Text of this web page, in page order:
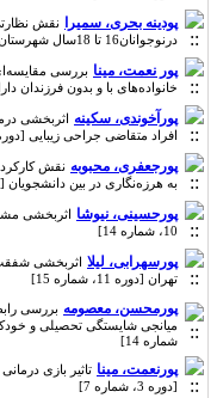
پودینه بحری، سمیرا نقش نظارتی
درنوجوانان16 تا 18سال شهرستان زابل [دوره 14، شماره 18]
پور نعمت، مینا بررسی مقایسه‌ای
خانواده‌های با و بدون فرزندان دارای
پورآخوندی، سکینه اثربخشی
افراد متقاضی جراحی زیبایی [دوره 7، شماره 11]
پورجعفری، محبوبه نقش کارکرد
به هرزه‌نگاری در بین دانشجویان [دوره 8،
پورحسینی، نیوشا اثربخشی
10، شماره 14]
پورسهرابی، لیلا اثربخشی شفقت
تهران [دوره 11، شماره 15]
پورمحسن، معصومه بررسی
شماره 14]
پورنعمت، مینا تاثیر بازی درمانی
[دوره 3، شماره 7]